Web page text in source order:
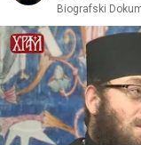
Biografski